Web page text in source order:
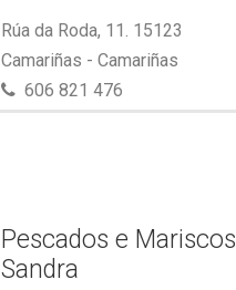
Rúa da Roda, 11. 15123
Camariñas - Camariñas
606 821 476
Pescados e Mariscos
Sandra